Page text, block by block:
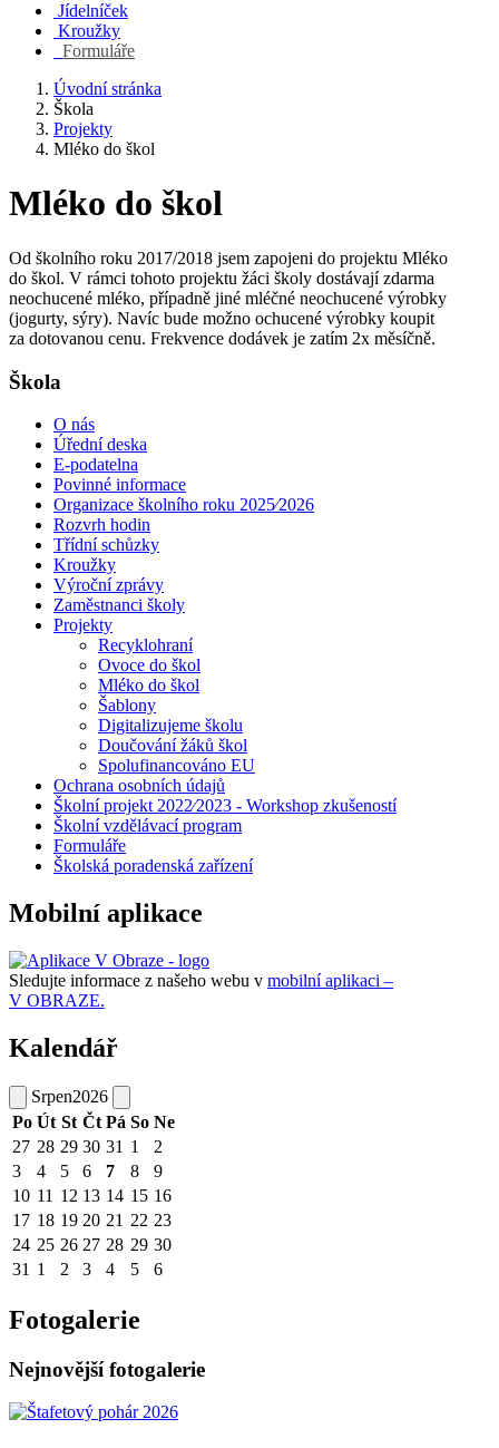
Jídelníček
Kroužky
Formuláře
Úvodní stránka
Škola
Projekty
Mléko do škol
Mléko do škol
Od školního roku 2017/2018 jsem zapojeni do projektu Mléko
do škol. V rámci tohoto projektu žáci školy dostávají zdarma
neochucené mléko, případně jiné mléčné neochucené výrobky
(jogurty, sýry). Navíc bude možno ochucené výrobky koupit
za dotovanou cenu. Frekvence dodávek je zatím 2x měsíčně.
Škola
O nás
Úřední deska
E-podatelna
Povinné informace
Organizace školního roku 2025⁄2026
Rozvrh hodin
Třídní schůzky
Kroužky
Výroční zprávy
Zaměstnanci školy
Projekty
Recyklohraní
Ovoce do škol
Mléko do škol
Šablony
Digitalizujeme školu
Doučování žáků škol
Spolufinancováno EU
Ochrana osobních údajů
Školní projekt 2022⁄2023 - Workshop zkušeností
Školní vzdělávací program
Formuláře
Školská poradenská zařízení
Mobilní aplikace
Sledujte informace z našeho webu v mobilní aplikaci –
V OBRAZE.
Kalendář
Srpen2026
Po Út St Čt Pá So Ne
27 28 29 30 31 1
2
3
4 5 6 7 8
9
10 11 12 13 14 15 16
17 18 19 20 21 22 23
24 25 26 27 28 29 30
31 1 2 3 4 5 6
Fotogalerie
Nejnovější fotogalerie